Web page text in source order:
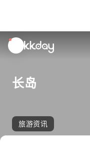
unread
notifications
长岛
旅游资讯